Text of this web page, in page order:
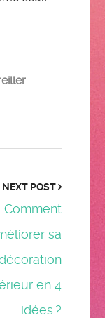
NEXT POST
Comment
sa
en 4
idées ?